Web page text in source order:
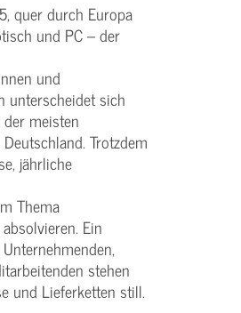
quer durch Europa
und PC – der
und
unterscheidet sich
meisten
Trotzdem
jährliche
Thema
Ein
stehen
und Lieferketten still.